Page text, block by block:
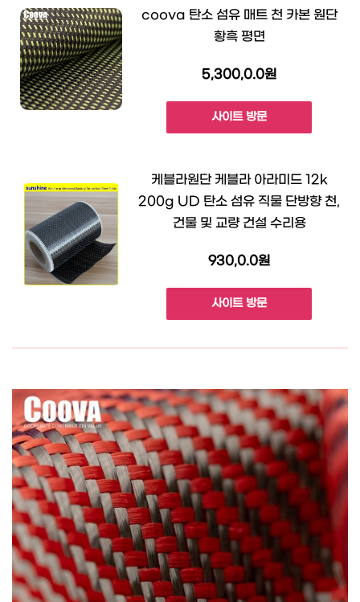
coova 탄소 섬유 매트 천 카본 원단
황흑 평면
5,300,0.0원
사이트 방문
케블라원단 케블라 아라미드 12k
200g UD 탄소 섬유 직물 단방향 천,
건물 및 교량 건설 수리용
930,0.0원
사이트 방문